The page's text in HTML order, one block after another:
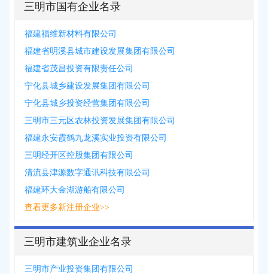
三明市国有企业名录
福建福维新材料有限公司
福建省明溪县城市建设发展集团有限公司
福建省茂昌投资有限责任公司
宁化县城乡建设发展集团有限公司
宁化县城乡投资经营集团有限公司
三明市三元区农林投资发展集团有限公司
福建永安霞鹤九龙溪实业投资有限公司
三明经开区控股集团有限公司
清流县津源数字通讯科技有限公司
福建环大金湖游船有限公司
查看更多新注册企业>>
三明市建筑业企业名录
三明市产业投资集团有限公司